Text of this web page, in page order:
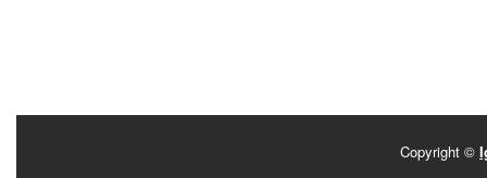
Copyright ©